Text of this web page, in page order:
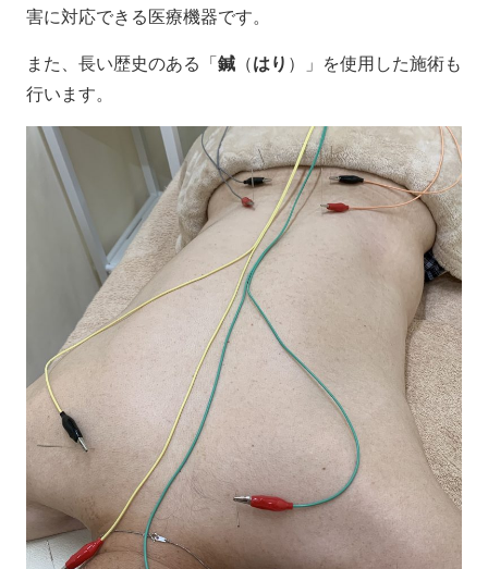
害に対応できる医療機器です。
また、長い歴史のある「 鍼（はり ）」を使用した施術も
行います。